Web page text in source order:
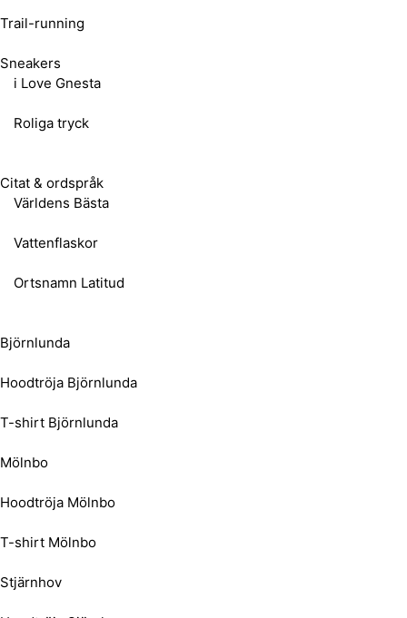
Trail-running
Sneakers
i Love Gnesta
Roliga tryck
Citat & ordspråk
Världens Bästa
Vattenflaskor
Ortsnamn Latitud
Björnlunda
Hoodtröja Björnlunda
T-shirt Björnlunda
Mölnbo
Hoodtröja Mölnbo
T-shirt Mölnbo
Stjärnhov